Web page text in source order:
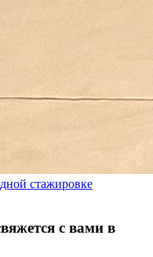
стажировке
с вами в